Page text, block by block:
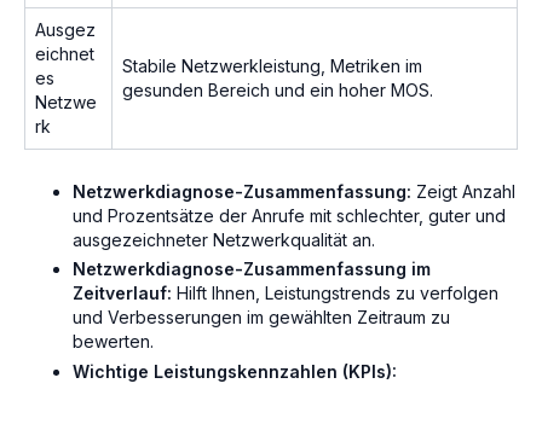
Ausgez
eichnet
es
Netzwe
rk
Stabile Netzwerkleistung, Metriken im
gesunden Bereich und ein hoher MOS.
Netzwerkdiagnose-Zusammenfassung: Zeigt Anzahl
und Prozentsätze der Anrufe mit schlechter, guter und
ausgezeichneter Netzwerkqualität an.
Netzwerkdiagnose-Zusammenfassung im
Zeitverlauf: Hilft Ihnen, Leistungstrends zu verfolgen
und Verbesserungen im gewählten Zeitraum zu
bewerten.
Wichtige Leistungskennzahlen (KPIs):